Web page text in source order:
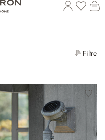
Filtre